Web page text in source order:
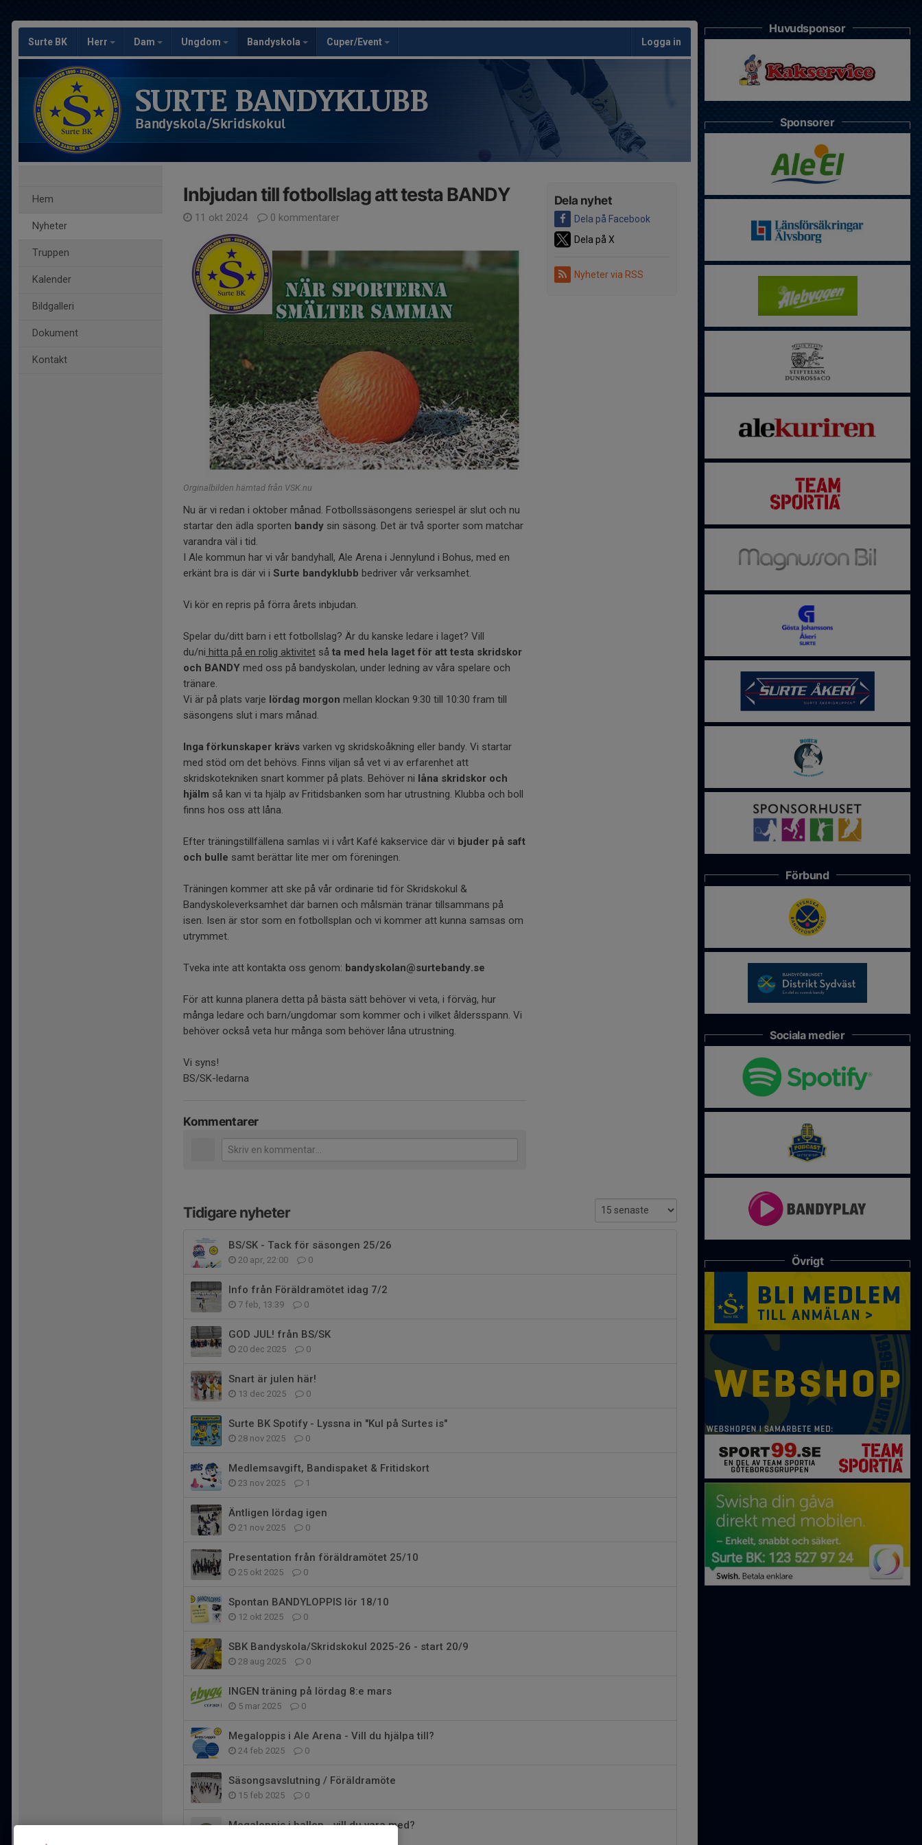
Surte BK Herr Dam Ungdom Bandyskola Cuper/Event Logga in
SURTE BANDYKLUBB
Bandyskola/Skridskokul
Hem
Nyheter
Truppen
Kalender
Bildgalleri
Dokument
Kontakt
Dela nyhet
Dela på Facebook
Dela på X
Nyheter via RSS
Inbjudan till fotbollslag att testa BANDY
11 okt 2024 0 kommentarer
Orginalbilden hämtad från VSK.nu
Nu är vi redan i oktober månad. Fotbollssäsongens seriespel är slut och nu
startar den ädla sporten bandy sin säsong. Det är två sporter som matchar
varandra väl i tid.
I Ale kommun har vi vår bandyhall, Ale Arena i Jennylund i Bohus, med en
erkänt bra is där vi i Surte bandyklubb bedriver vår verksamhet.
Vi kör en repris på förra årets inbjudan.
Spelar du/ditt barn i ett fotbollslag? Är du kanske ledare i laget? Vill
du/ni hitta på en rolig aktivitet så ta med hela laget för att testa skridskor
och BANDY med oss på bandyskolan, under ledning av våra spelare och
tränare.
Vi är på plats varje lördag morgon mellan klockan 9:30 till 10:30 fram till
säsongens slut i mars månad.
Inga förkunskaper krävs varken vg skridskoåkning eller bandy. Vi startar
med stöd om det behövs. Finns viljan så vet vi av erfarenhet att
skridskotekniken snart kommer på plats. Behöver ni låna skridskor och
hjälm så kan vi ta hjälp av Fritidsbanken som har utrustning. Klubba och boll
finns hos oss att låna.
Efter träningstillfällena samlas vi i vårt Kafé kakservice där vi bjuder på saft
och bulle samt berättar lite mer om föreningen.
Träningen kommer att ske på vår ordinarie tid för Skridskokul &
Bandyskoleverksamhet där barnen och målsmän tränar tillsammans på
isen. Isen är stor som en fotbollsplan och vi kommer att kunna samsas om
utrymmet.
Tveka inte att kontakta oss genom: bandyskolan@surtebandy.se
För att kunna planera detta på bästa sätt behöver vi veta, i förväg, hur
många ledare och barn/ungdomar som kommer och i vilket åldersspann. Vi
behöver också veta hur många som behöver låna utrustning.
Vi syns!
BS/SK-ledarna
Kommentarer
Tidigare nyheter
BS/SK - Tack för säsongen 25/26
20 apr, 22:00 0
Info från Föräldramötet idag 7/2
7 feb, 13:39 0
GOD JUL! från BS/SK
20 dec 2025 0
Snart är julen här!
13 dec 2025 0
Surte BK Spotify - Lyssna in "Kul på Surtes is"
28 nov 2025 0
Medlemsavgift, Bandispaket & Fritidskort
23 nov 2025 1
Äntligen lördag igen
21 nov 2025 0
Presentation från föräldramötet 25/10
25 okt 2025 0
Spontan BANDYLOPPIS lör 18/10
12 okt 2025 0
SBK Bandyskola/Skridskokul 2025-26 - start 20/9
28 aug 2025 0
INGEN träning på lördag 8:e mars
5 mar 2025 0
Megaloppis i Ale Arena - Vill du hjälpa till?
24 feb 2025 0
Säsongsavslutning / Föräldramöte
15 feb 2025 0
Megaloppis i hallen - vill du vara med?
Huvudsponsor
Sponsorer
Förbund
Sociala medier
Övrigt